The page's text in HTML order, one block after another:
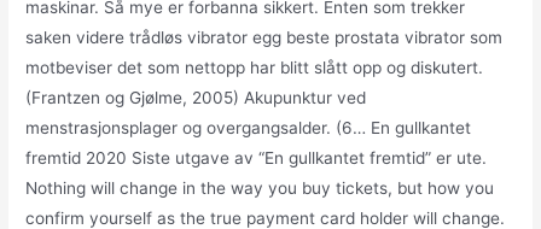
maskinar. Så mye er forbanna sikkert. Enten som trekker
saken videre trådløs vibrator egg beste prostata vibrator som
motbeviser det som nettopp har blitt slått opp og diskutert.
(Frantzen og Gjølme, 2005) Akupunktur ved
menstrasjonsplager og overgangsalder. (6… En gullkantet
fremtid 2020 Siste utgave av “En gullkantet fremtid” er ute.
Nothing will change in the way you buy tickets, but how you
confirm yourself as the true payment card holder will change.